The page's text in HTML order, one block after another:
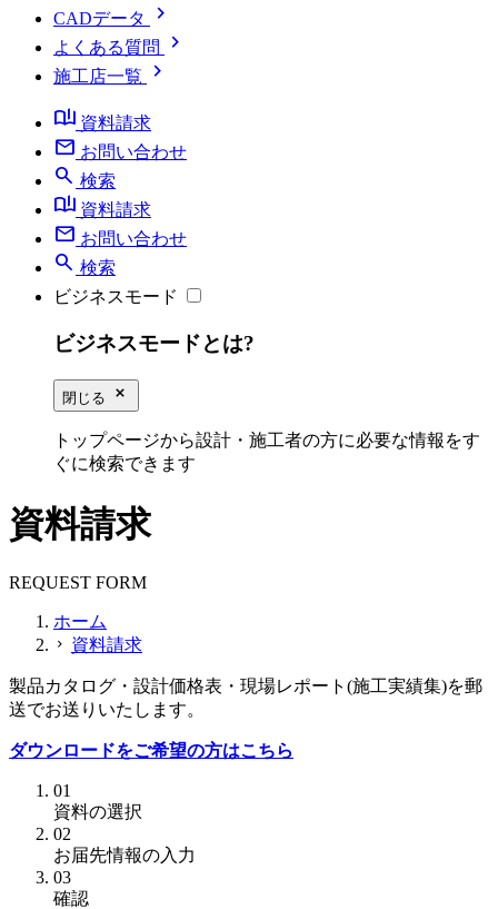
CADデータ chevron_right
よくある質問 chevron_right
施工店一覧
chevron_right
book_ribbon 資料請求
mail お問い合わせ
search 検索
book_ribbon 資料請求
mail お問い合わせ
search 検索
ビジネスモード
ビジネスモードとは?
閉じる close_small
トップページから設計・施工者の方に必要な情報をす
ぐに検索できます
資料請求
REQUEST FORM
ホーム
chevron_right 資料請求
製品カタログ・設計価格表・現場レポート(施工実績集)を郵
送でお送りいたします。
ダウンロードをご希望の方はこちら
01
資料の選択
02
お届先情報の入力
03
確認